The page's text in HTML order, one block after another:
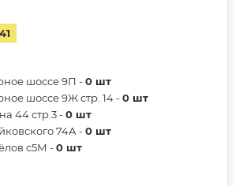
шоссе 9П -0 шт
шоссе 9Ж стр. 14 -0 шт
44 стр.3 -0 шт
74А -0 шт
с5М -0 шт